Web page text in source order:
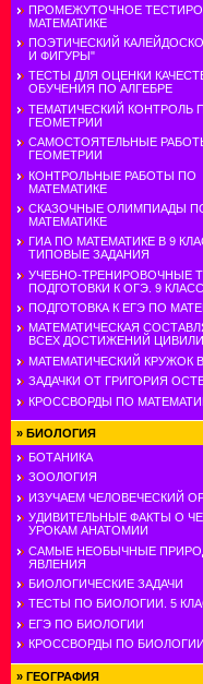
ПРОМЕЖУТОЧНОЕ
МАТЕМАТИКЕ
ПОЭТИЧЕСКИЙ
И ФИГУРЫ"
ТЕСТЫ ДЛЯ ОЦЕНКИ
ОБУЧЕНИЯ ПО АЛГЕБРЕ
ТЕМАТИЧЕСКИЙ КОНТРОЛЬ
ГЕОМЕТРИИ
САМОСТОЯТЕЛЬНЫЕ
ГЕОМЕТРИИ
КОНТРОЛЬНЫЕ РАБОТЫ ПО
МАТЕМАТИКЕ
СКАЗОЧНЫЕ ОЛИМПИАДЫ
МАТЕМАТИКЕ
ГИА ПО МАТЕМАТИКЕ В 9
ТИПОВЫЕ ЗАДАНИЯ
УЧЕБНО-ТРЕНИРОВОЧНЫЕ
ПОДГОТОВКИ К ОГЭ. 9 КЛАСС
ПОДГОТОВКА К ЕГЭ ПО
МАТЕМАТИЧЕСКАЯ
ВСЕХ ДОСТИЖЕНИЙ
МАТЕМАТИЧЕСКИЙ КРУЖОК
ЗАДАЧКИ ОТ ГРИГОРИЯ
КРОССВОРДЫ ПО
» БИОЛОГИЯ
БОТАНИКА
ЗООЛОГИЯ
ИЗУЧАЕМ ЧЕЛОВЕЧЕСКИЙ
УДИВИТЕЛЬНЫЕ ФАКТЫ О
УРОКАМ АНАТОМИИ
САМЫЕ НЕОБЫЧНЫЕ
ЯВЛЕНИЯ
БИОЛОГИЧЕСКИЕ ЗАДАЧИ
ТЕСТЫ ПО БИОЛОГИИ. 5
ЕГЭ ПО БИОЛОГИИ
КРОССВОРДЫ ПО БИОЛОГИИ
» ГЕОГРАФИЯ